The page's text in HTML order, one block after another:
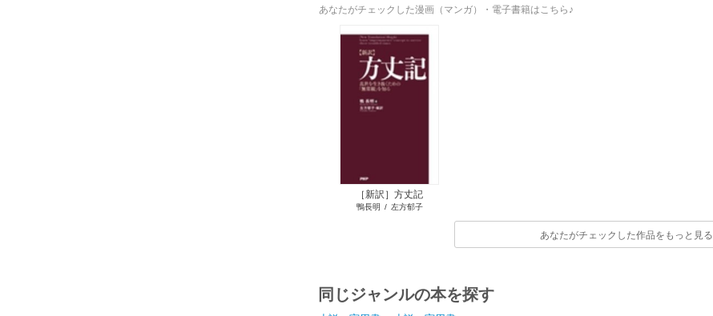
あなたがチェックした漫画（マンガ）・電子書籍はこちら♪
［新訳］方丈記
鴨長明 / 左方郁子
あなたがチェックした作品をもっと見る
同じジャンルの本を探す